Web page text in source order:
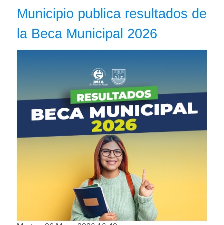
Municipio publica resultados de
la Beca Municipal 2026